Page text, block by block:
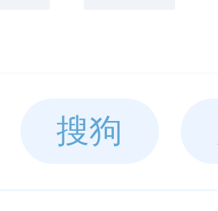
搜狗